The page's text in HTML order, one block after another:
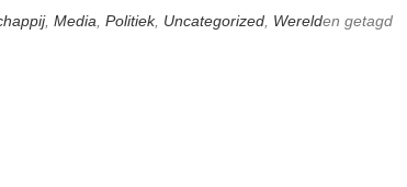
, Media, Politiek, Uncategorized, Werelden getagd